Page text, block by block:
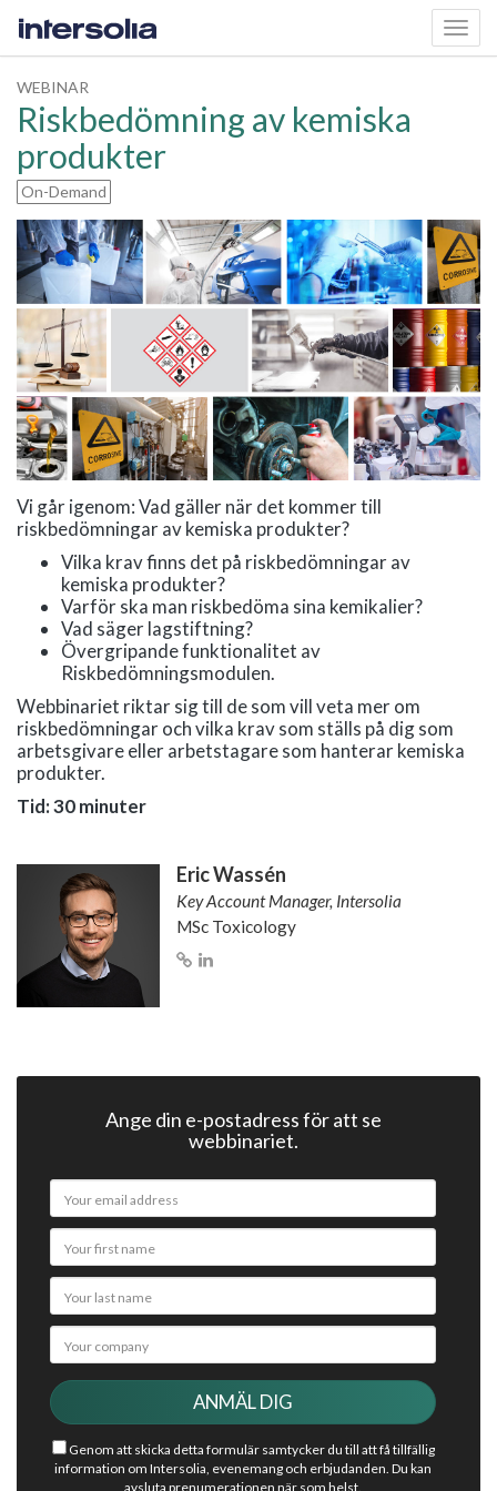
WEBINAR
Riskbedömning av kemiska
produkter
On-Demand
Vi går igenom: Vad gäller när det kommer till
riskbedömningar av kemiska produkter?
Vilka krav finns det på riskbedömningar av
kemiska produkter?
Varför ska man riskbedöma sina kemikalier?
Vad säger lagstiftning?
Övergripande funktionalitet av
Riskbedömningsmodulen.
Webbinariet riktar sig till de som vill veta mer om
riskbedömningar och vilka krav som ställs på dig som
arbetsgivare eller arbetstagare som hanterar kemiska
produkter.
Tid: 30 minuter
Eric Wassén
Key Account Manager, Intersolia
MSc Toxicology
Ange din e-postadress för att se
webbinariet.
Genom att skicka detta formulär samtycker du till att få tillfällig
information om Intersolia, evenemang och erbjudanden. Du kan
avsluta prenumerationen när som helst.